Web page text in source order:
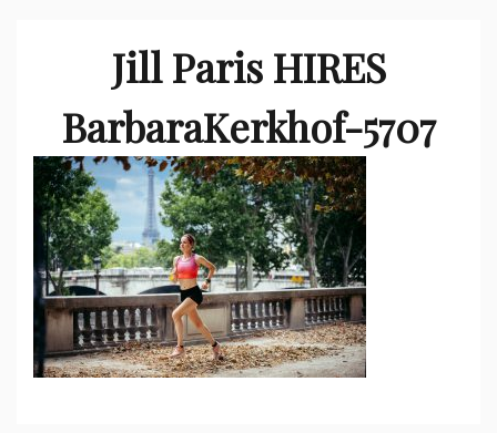
Jill Paris HIRES
BarbaraKerkhof-5707